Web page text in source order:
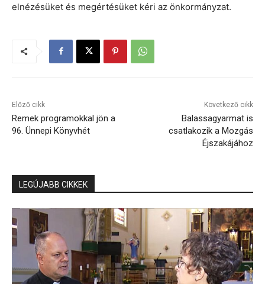
elnézésüket és megértésüket kéri az önkormányzat.
Előző cikk
Remek programokkal jön a
96. Ünnepi Könyvhét
Következő cikk
Balassagyarmat is
csatlakozik a Mozgás
Éjszakájához
LEGÚJABB CIKKEK